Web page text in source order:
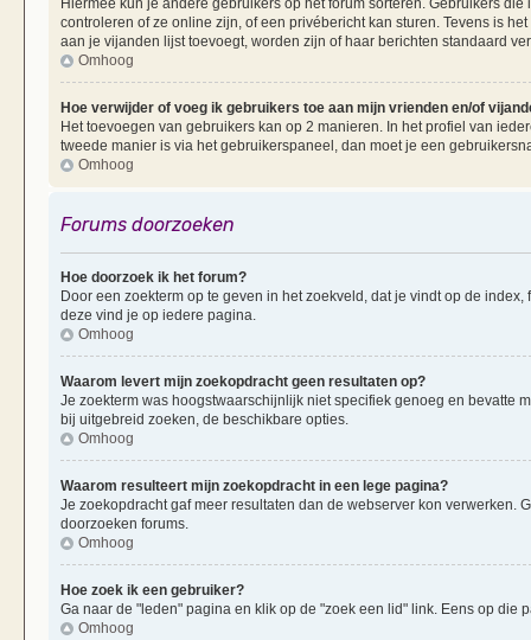
controleren of ze online zijn, of een privébericht kan sturen. Tevens is
aan je vijanden lijst toevoegt, worden zijn of haar berichten standaard
Omhoog
Hoe verwijder of voeg ik gebruikers toe aan mijn vrienden en/of
Het toevoegen van gebruikers kan op 2 manieren. In het profiel van
tweede manier is via het gebruikerspaneel, dan moet je een
Omhoog
Forums doorzoeken
Hoe doorzoek ik het forum?
Door een zoekterm op te geven in het zoekveld, dat je vindt op de
deze vind je op iedere pagina.
Omhoog
Waarom levert mijn zoekopdracht geen resultaten op?
Je zoekterm was hoogstwaarschijnlijk niet specifiek genoeg en bevatte
bij uitgebreid zoeken, de beschikbare opties.
Omhoog
Waarom resulteert mijn zoekopdracht in een lege pagina?
Je zoekopdracht gaf meer resultaten dan de webserver kon verwerken.
doorzoeken forums.
Omhoog
Hoe zoek ik een gebruiker?
Ga naar de "leden" pagina en klik op de "zoek een lid" link. Eens op die
Omhoog